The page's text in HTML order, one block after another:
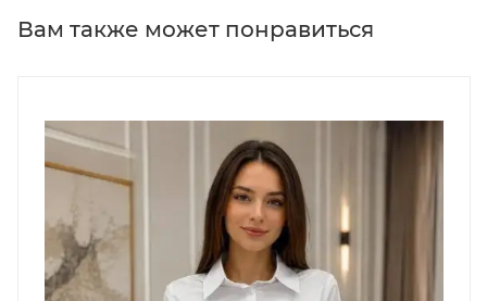
Вам также может понравиться